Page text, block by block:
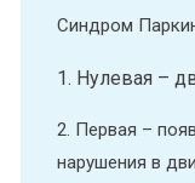
Синдром
1. Нулевая –
2. Первая –
нарушения в